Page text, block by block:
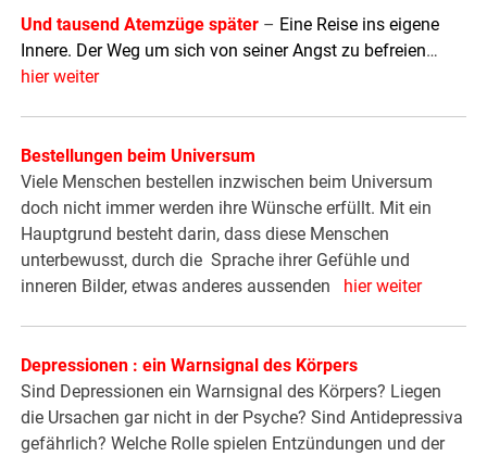
Und tausend Atemzüge später – Eine Reise ins eigene
Innere. Der Weg um sich von seiner Angst zu befreien…
hier weiter
Bestellungen beim Universum
Viele Menschen bestellen inzwischen beim Universum
doch nicht immer werden ihre Wünsche erfüllt. Mit ein
Hauptgrund besteht darin, dass diese Menschen
unterbewusst, durch die Sprache ihrer Gefühle und
inneren Bilder, etwas anderes aussenden
hier weiter
Depressionen : ein Warnsignal des Körpers
Sind Depressionen ein Warnsignal des Körpers? Liegen
die Ursachen gar nicht in der Psyche? Sind Antidepressiva
gefährlich? Welche Rolle spielen Entzündungen und der